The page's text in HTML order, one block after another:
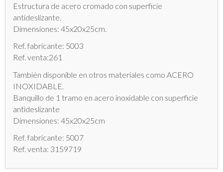
Estructura de acero cromado con superficie
antideslizante.
Dimensiones: 45x20x25cm.
Ref. fabricante: 5003
Ref. venta:261
También disponible en otros materiales como ACERO
INOXIDABLE.
Banquillo de 1 tramo en acero inoxidable con superficie
antideslizante
Dimensiones: 45x20x25cm
Ref. fabricante: 5007
Ref. venta: 3159719